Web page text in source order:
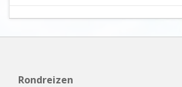
Rondreizen